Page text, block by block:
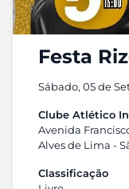
Festa
Sábado, 05 de
Clube Atlético
Avenida
Alves de Lima -
Classificação